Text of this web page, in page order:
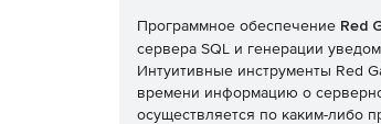
Программное обеспечение Red
сервера SQL и генерации
Интуитивные инструменты Red
времени информацию о
осуществляется по каким-либо